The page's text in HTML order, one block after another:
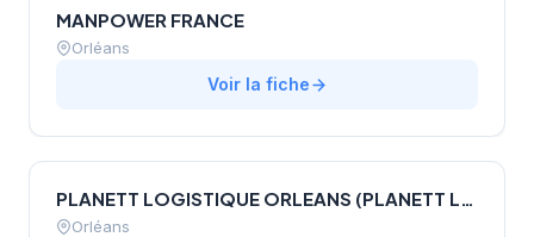
MANPOWER FRANCE
Orléans
Voir la fiche
PLANETT LOGISTIQUE ORLEANS (PLANETT LOGISTIQUE ORLEANS ORLEANS)
Orléans